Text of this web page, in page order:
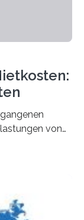
von
(BiB)
2020 für
für in